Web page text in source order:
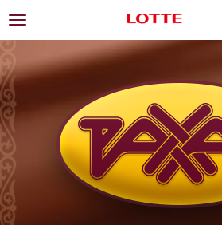
Toggle
navigation